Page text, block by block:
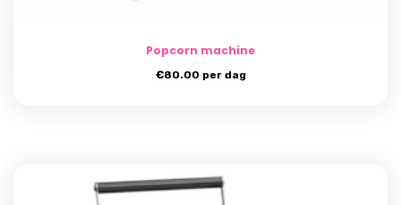
Popcorn machine
€80.00 per dag